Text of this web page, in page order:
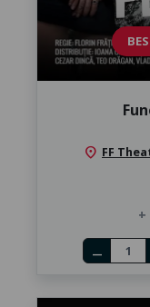
location_on FF
+
remove